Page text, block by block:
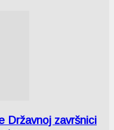
Državnoj završnici